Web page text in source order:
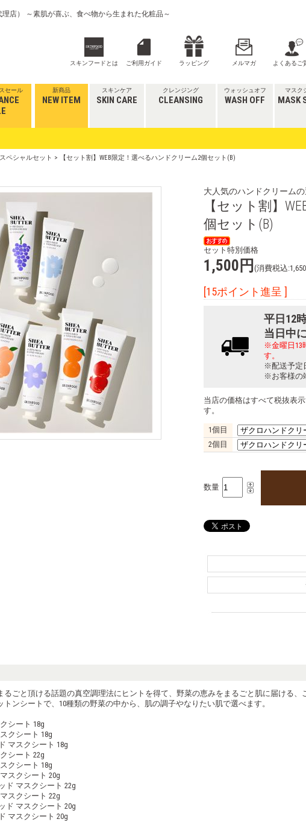
理店） ～素肌が喜ぶ、食べ物から生まれた化粧品～
スキンフードとは ご利用ガイド ラッピング メルマガ よくあるご
セール 新商品
NEW ITEM
スキンケア
SKIN CARE
クレンジング
CLEANSING
ウォッシュオフ
WASH OFF
マスク
MASK
スペシャルセット > 【セット割】WEB限定！選べるハンドクリーム2個セット(B)
大人気のハンドクリーム
【セット割】
個セット(B)
セット特別価格
1,500円 (消費税込
[15ポイント進呈 ]
平日12
当日中
※金曜日13
す。
※配送予定
※お客様の
当店の価格はすべて税抜表
す。
1個目
2個目
数量
るごと頂ける話題の真空調理法にヒントを得て、野菜の恵みをまるごと肌に届ける
ンシートで、10種類の野菜の中から、肌の調子やなりたい肌で選べます。
シート 18g
クシート 18g
マスクシート 18g
シート 22g
クシート 18g
スクシート 20g
マスクシート 22g
スクシート 22g
マスクシート 20g
マスクシート 20g